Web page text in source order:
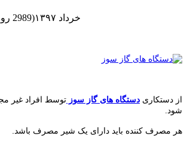
۱۳ خرداد ۱۳۹۷(2989 روز پیش)
از دستکاری دستگاه های گاز سوز توسط افراد غیر
شود.
هر مصرف کننده باید دارای یک شیر مصرف باشد.